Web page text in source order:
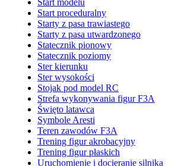
Start proceduralny
Starty z pasa trawiastego
Starty z pasa utwardzonego
Statecznik pionowy
Statecznik poziomy
Ster kierunku
Ster wysokości
Stojak pod model RC
Strefa wykonywania figur F3A
Święto latawca
Symbole Aresti
Teren zawodów F3A
Trening figur akrobacyjny
Trening figur płaskich
Uruchomienie i docieranie silnika